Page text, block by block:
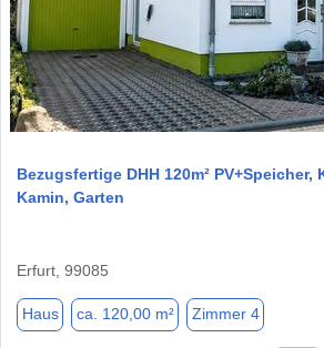
Bezugsfertige DHH 120m² PV+Speicher,
Kamin, Garten
Erfurt, 99085
Haus ca. 120,00 m² Zimmer 4